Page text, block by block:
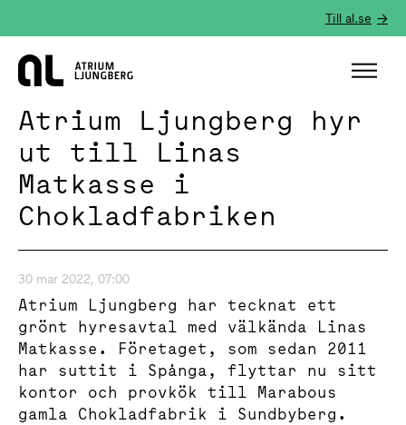
Till al.se
Hem
Atrium Ljungberg hyr
ut till Linas
Matkasse i
Chokladfabriken
30 mar 2022, 07:00
Atrium Ljungberg har tecknat ett
grönt hyresavtal med välkända Linas
Matkasse. Företaget, som sedan 2011
har suttit i Spånga, flyttar nu sitt
kontor och provkök till Marabous
gamla Chokladfabrik i Sundbyberg.